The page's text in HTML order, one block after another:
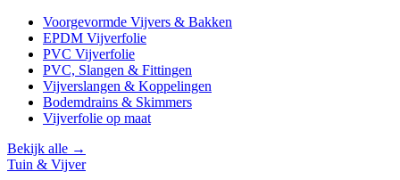
Voorgevormde Vijvers & Bakken
EPDM Vijverfolie
PVC Vijverfolie
PVC, Slangen & Fittingen
Vijverslangen & Koppelingen
Bodemdrains & Skimmers
Vijverfolie op maat
Bekijk alle →
Tuin & Vijver